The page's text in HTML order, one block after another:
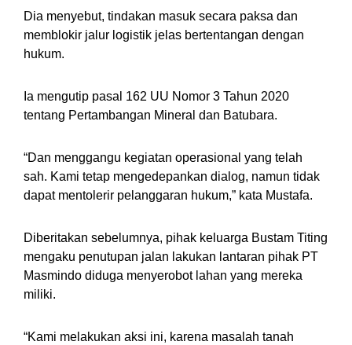
Dia menyebut, tindakan masuk secara paksa dan
memblokir jalur logistik jelas bertentangan dengan
hukum.
Ia mengutip pasal 162 UU Nomor 3 Tahun 2020
tentang Pertambangan Mineral dan Batubara.
“Dan menggangu kegiatan operasional yang telah
sah. Kami tetap mengedepankan dialog, namun tidak
dapat mentolerir pelanggaran hukum,” kata Mustafa.
Diberitakan sebelumnya, pihak keluarga Bustam Titing
mengaku penutupan jalan lakukan lantaran pihak PT
Masmindo diduga menyerobot lahan yang mereka
miliki.
“Kami melakukan aksi ini, karena masalah tanah